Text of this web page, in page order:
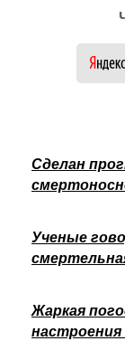
Сделан
Ученые
Жаркая